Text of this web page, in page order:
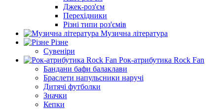
Джек-роз'єм
Перехідники
Різні типи роз'ємів
Музична література
Різне
Сувеніри
Рок-атрибутика Rock Fan
Бандани бафи балаклави
Браслети напульсники наручі
Дитячі футболки
Значки
Кепки